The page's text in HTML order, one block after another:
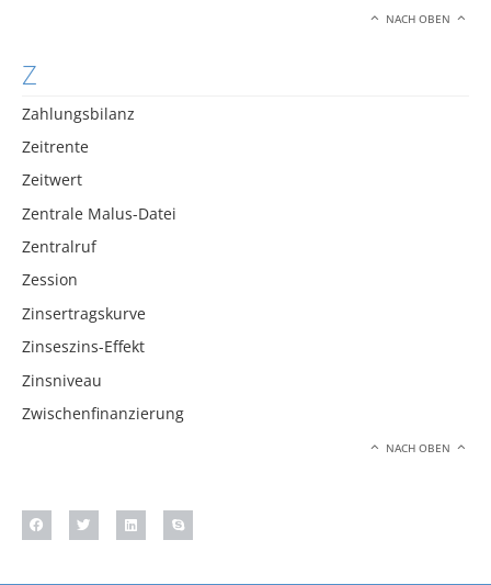
NACH OBEN
Z
Zahlungsbilanz
Zeitrente
Zeitwert
Zentrale Malus-Datei
Zentralruf
Zession
Zinsertragskurve
Zinseszins-Effekt
Zinsniveau
Zwischenfinanzierung
NACH OBEN